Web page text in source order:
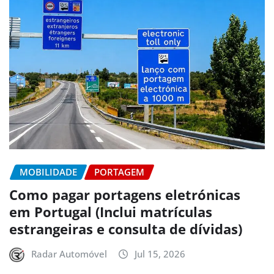
MOBILIDADE PORTAGEM
Como pagar portagens eletrónicas
em Portugal (Inclui matrículas
estrangeiras e consulta de dívidas)
Radar Automóvel Jul 15, 2026